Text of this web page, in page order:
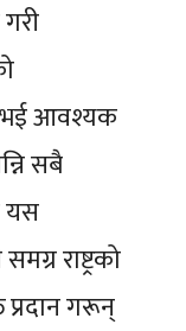
भई आवश्यक
सबै
यस
राष्ट्रको
प्रदान गरून्